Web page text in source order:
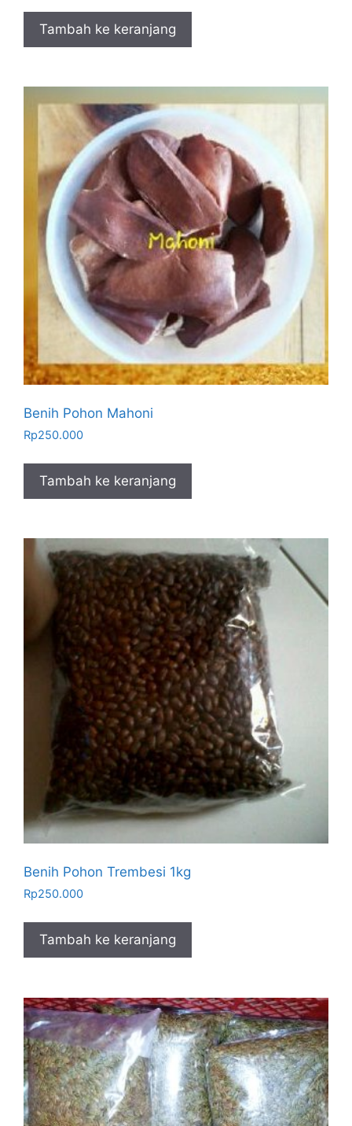
Tambah ke keranjang
Benih Pohon Mahoni
Rp250.000
Tambah ke keranjang
Benih Pohon Trembesi 1kg
Rp250.000
Tambah ke keranjang